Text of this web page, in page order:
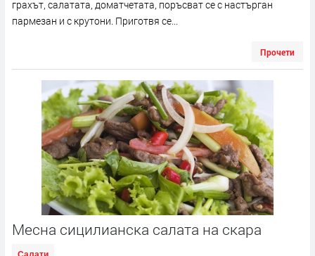
грахът, салатата, доматчетата, поръсват се с настърган
пармезан и с крутони. Приготвя се...
Прочети
Месна сицилианска салата на скара